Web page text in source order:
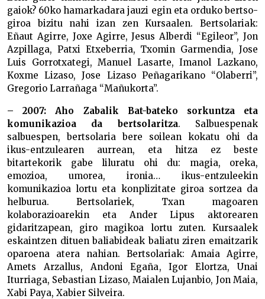
gaiok? 60ko hamarkadara jauzi egin eta orduko bertso-
giroa bizitu nahi izan zen Kursaalen. Bertsolariak:
Eñaut Agirre, Joxe Agirre, Jesus Alberdi “Egileor”, Jon
Azpillaga, Patxi Etxeberria, Txomin Garmendia, Jose
Luis Gorrotxategi, Manuel Lasarte, Imanol Lazkano,
Koxme Lizaso, Jose Lizaso Peñagarikano “Olaberri”,
Gregorio Larrañaga “Mañukorta”.
– 2007: Aho Zabalik Bat-bateko sorkuntza eta
komunikazioa da bertsolaritza. Salbuespenak
salbuespen, bertsolaria bere soilean kokatu ohi da
ikus-entzulearen aurrean, eta hitza ez beste
bitartekorik gabe liluratu ohi du: magia, oreka,
emozioa, umorea, ironia… ikus-entzuleekin
komunikazioa lortu eta konplizitate giroa sortzea da
helburua. Bertsolariek, Txan magoaren
kolaborazioarekin eta Ander Lipus aktorearen
gidaritzapean, giro magikoa lortu zuten. Kursaalek
eskaintzen dituen baliabideak baliatu ziren emaitzarik
oparoena atera nahian. Bertsolariak: Amaia Agirre,
Amets Arzallus, Andoni Egaña, Igor Elortza, Unai
Iturriaga, Sebastian Lizaso, Maialen Lujanbio, Jon Maia,
Xabi Paya, Xabier Silveira.